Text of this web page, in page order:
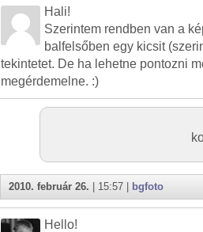
Hali!
Szerintem rendben van a
balfelsőben egy kicsit
tekintetet. De ha lehetne pontozni
megérdemelne. :)
2010. február 26. | 15:57 | bgfoto
Hello!